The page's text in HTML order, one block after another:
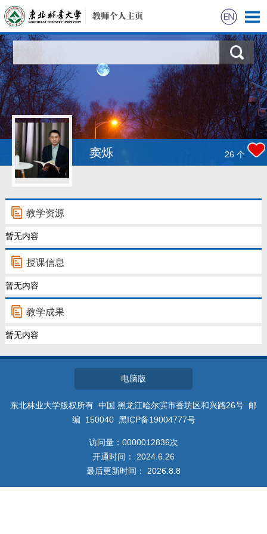
科学研究
教学研究
获奖信息
招生信息
学生信息
我的相册
窦烁 26 个
教学资源
暂无内容
授课信息
暂无内容
教学成果
暂无内容
电脑版
东北林业大学版权所有 中国 黑龙江哈尔滨市香坊区和兴路26号 邮
编 150040 黑ICP备19004777号
访问量： 0000012836次
开通时间： 2024 6 26
最后更新时间： 2026 8 8